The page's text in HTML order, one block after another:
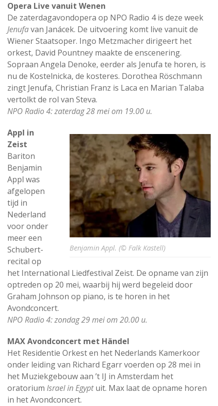
Opera Live vanuit Wenen
De zaterdagavondopera op NPO Radio 4 is deze week
Jenufavan Janácek. De uitvoering komt live vanuit de
Wiener Staatsoper. Ingo Metzmacher dirigeert het
orkest, David Pountney maakte de enscenering.
Sopraan Angela Denoke, eerder als Jenufa te horen, is
nu de Kostelnicka, de kosteres. Dorothea Röschmann
zingt Jenufa, Christian Franz is Laca en Marian Talaba
vertolkt de rol van Steva.
NPO Radio 4: zaterdag 28 mei om 19.00 u.
Benjamin Appl. (© Falk Kastell)
Appl in
Zeist
Bariton
Benjamin
Appl was
afgelopen
tijd in
Nederland
voor onder
meer een
Schubert-
recital op
het International Liedfestival Zeist. De opname van zijn
optreden op 20 mei, waarbij hij werd begeleid door
Graham Johnson op piano, is te horen in het
Avondconcert.
NPO Radio 4: zondag 29 mei om 20.00 u.
MAX Avondconcert met Händel
Het Residentie Orkest en het Nederlands Kamerkoor
onder leiding van Richard Egarr voerden op 28 mei in
het Muziekgebouw aan ’t IJ in Amsterdam het
oratorium Israel in Egyptuit. Max laat de opname horen
in het Avondconcert.